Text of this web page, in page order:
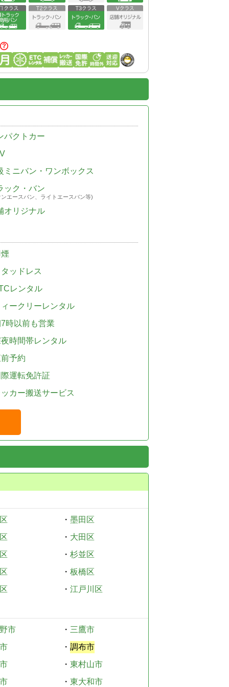
パクトカー
ミニバン・ワンボックス
ック・バン
エースバン、ライトエースバン等)
オリジナル
ッドレス
レンタル
ークリーレンタル
時以前も営業
時間帯レンタル
予約
運転免許証
カー搬送サービス
・ 墨田区
・ 大田区
・ 杉並区
・ 板橋区
・ 江戸川区
市 ・ 三鷹市
・ 調布市
・ 東村山市
・ 東大和市